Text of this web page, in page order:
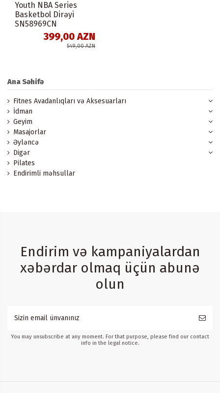
Youth NBA Series
Basketbol Dirəyi
SN58969CN
399,00 AZN
549,00 AZN
Ana Səhifə
Fitnes Avadanlıqları və Aksesuarları
İdman
Geyim
Masajorlar
Əyləncə
Digər
Pilates
Endirimli məhsullar
Endirim və kampaniyalardan
xəbərdar olmaq üçün abunə
olun
You may unsubscribe at any moment. For that purpose, please find our contact
info in the legal notice.